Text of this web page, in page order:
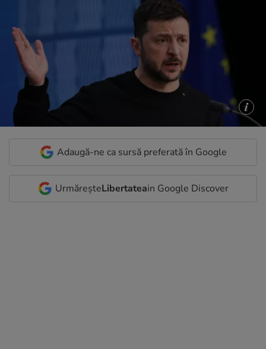
Adaugă-ne ca sursă preferată în Google
UrmăreșteLibertateain Google Discover